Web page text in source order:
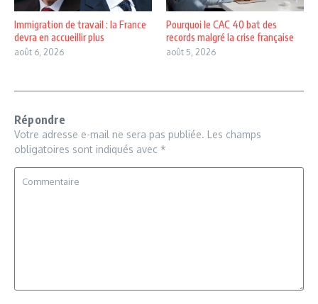
Immigration de travail : la France
devra en accueillir plus
août 6, 2026
Pourquoi le CAC 40 bat des
records malgré la crise française
août 5, 2026
Répondre
Votre adresse e-mail ne sera pas publiée. Les champs
obligatoires sont indiqués avec *